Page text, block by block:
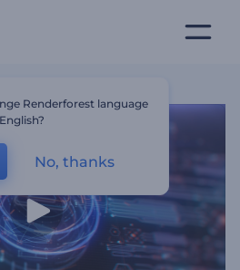
Renderforest language
No, thanks